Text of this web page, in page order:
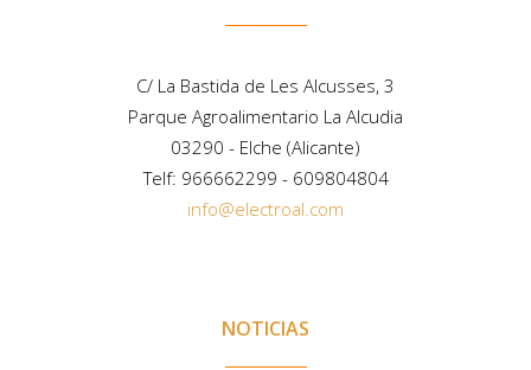
C/ La Bastida de Les Alcusses, 3
Parque Agroalimentario La Alcudia
03290 - Elche (Alicante)
Telf: 966662299 - 609804804
info@electroal.com
NOTICIAS